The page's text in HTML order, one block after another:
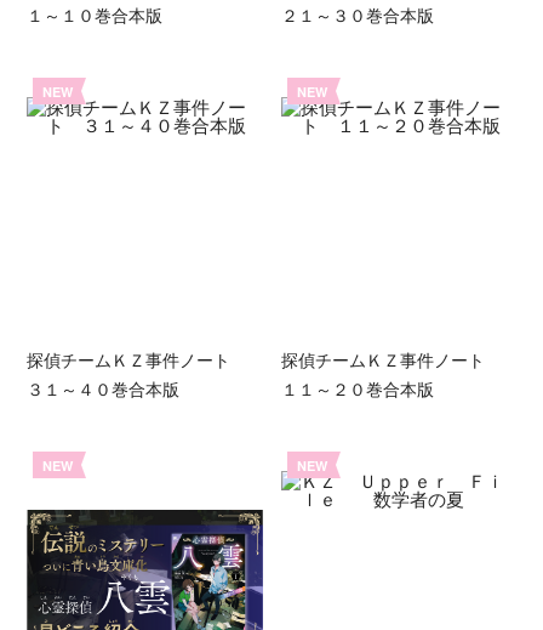
１～１０巻合本版
２１～３０巻合本版
NEW
探偵チームＫＺ事件ノート
３１～４０巻合本版
NEW
探偵チームＫＺ事件ノート
１１～２０巻合本版
NEW NEW